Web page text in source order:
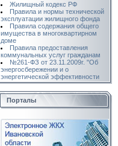
Жилищный кодекс РФ
Правила и нормы технической
эксплуатации жилищного фонда
Правила содержания общего
имущества в многоквартирном
доме
Правила предоставления
коммунальных услуг гражданам
№261-ФЗ от 23.11.2009г. "Об
энергосбережении и о
энергетической эффективности
Порталы